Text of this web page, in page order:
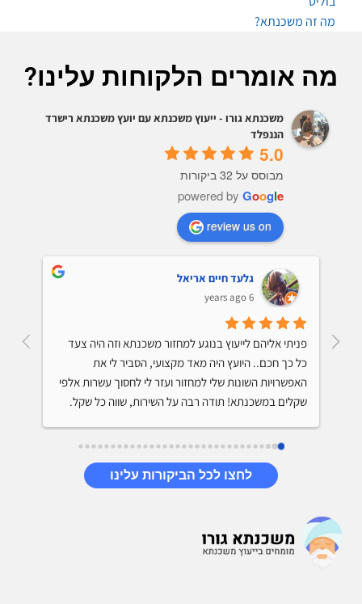
מה זה משכנתא?
מה אומרים הלקוחות עלינו?
משכנתא גורו - ייעוץ משכנתא עם יועץ משכנתא רישרד
הננפלד
5.0
מבוסס על 32 ביקורות
powered by Google
review us on
גלעד חיים אריאל
6 years ago
שקלים במשכנתא! תודה רבה על השירות, שווה כל שקל.
לחצו לכל הביקורות עלינו